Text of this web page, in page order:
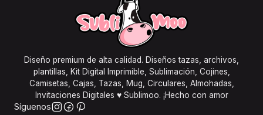
Diseño premium de alta calidad. Diseños tazas, archivos,
plantillas, Kit Digital Imprimible, Sublimación, Cojines,
Camisetas, Cajas, Tazas, Mug, Circulares, Almohadas,
Invitaciones Digitales ♥ Sublimoo. ¡Hecho con amor
Síguenos